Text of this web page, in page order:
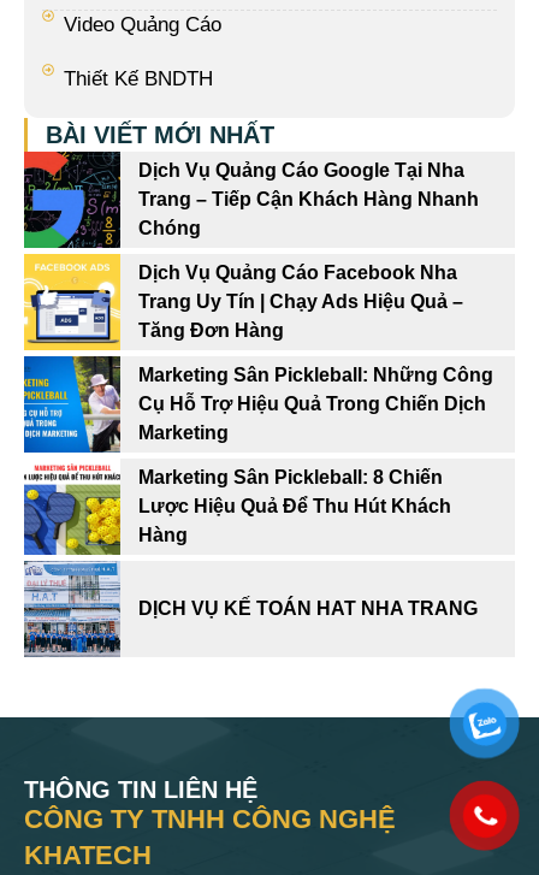
Video Quảng Cáo
Thiết Kế BNDTH
BÀI VIẾT MỚI NHẤT
Dịch Vụ Quảng Cáo Google Tại Nha
Trang – Tiếp Cận Khách Hàng Nhanh
Chóng
Dịch Vụ Quảng Cáo Facebook Nha
Trang Uy Tín | Chạy Ads Hiệu Quả –
Tăng Đơn Hàng
Marketing Sân Pickleball: Những Công
Cụ Hỗ Trợ Hiệu Quả Trong Chiến Dịch
Marketing
Marketing Sân Pickleball: 8 Chiến
Lược Hiệu Quả Để Thu Hút Khách
Hàng
DỊCH VỤ KẾ TOÁN HAT NHA TRANG
THÔNG TIN LIÊN HỆ
CÔNG TY TNHH CÔNG NGHỆ
KHATECH